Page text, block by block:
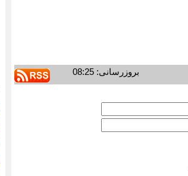
بروزرسانی: 08:25